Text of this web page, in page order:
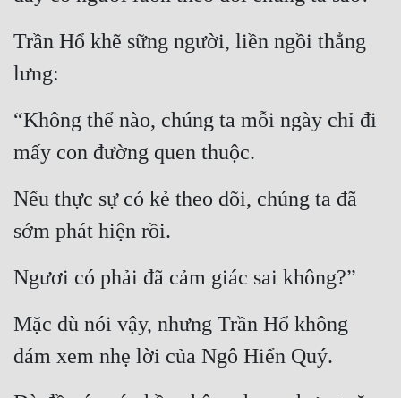
Trần Hổ khẽ sững người, liền ngồi thẳng
lưng:
“Không thể nào, chúng ta mỗi ngày chỉ đi
mấy con đường quen thuộc.
Nếu thực sự có kẻ theo dõi, chúng ta đã
sớm phát hiện rồi.
Ngươi có phải đã cảm giác sai không?”
Mặc dù nói vậy, nhưng Trần Hổ không
dám xem nhẹ lời của Ngô Hiển Quý.